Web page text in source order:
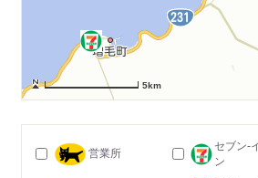
5km
営業所
セブン-
ン